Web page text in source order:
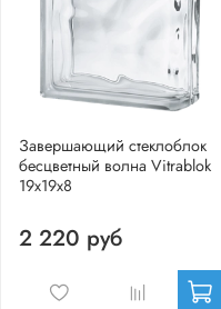
Завершающий стеклоблок
бесцветный волна Vitrablok
19x19x8
2 220 руб